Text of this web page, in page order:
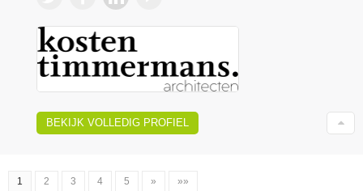
BEKIJK VOLLEDIG PROFIEL
1 2 3 4 5 » »»